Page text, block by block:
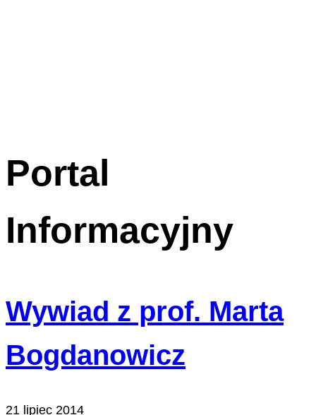
Portal
Informacyjny
Wywiad z prof. Marta
Bogdanowicz
21 lipiec 2014